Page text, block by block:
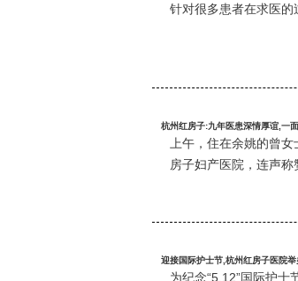
针对很多患者在求医的
杭州红房子:九年医患深情厚谊,一
上午，住在余姚的曾
房子妇产医院，连声
迎接国际护士节,杭州红房子医院
为纪念“5.12”国际护